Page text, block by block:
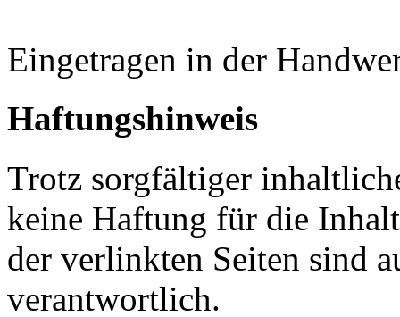
Eingetragen in der
Haftungshinweis
Trotz sorgfältiger
keine Haftung für die
der verlinkten Seiten sind
verantwortlich.